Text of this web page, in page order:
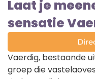
Laat je
sensatie
Vaerdig, bestaande
groep die